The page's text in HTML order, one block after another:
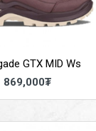
GTX MID Ws
869,000₮